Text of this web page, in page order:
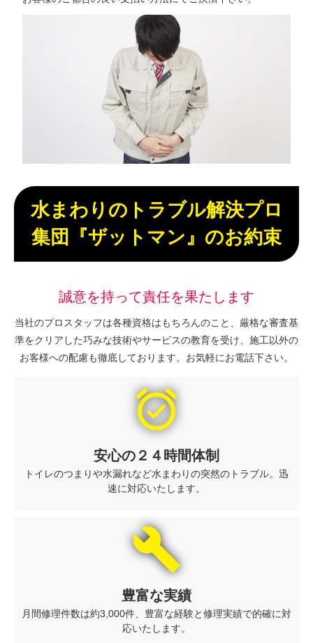
水まわりのトラブル解決プロ
集団『ザットマン』のお約束
誠意を持って責任を果たします
当社のプロスタッフは各種資格はもちろんのこと、厳格な審査基
準をクリアした巧みな技術やサービスの教育を受け、施工以外の
お客様への配慮も徹底しております。お気軽にお電話下さい。
alarm_on
安心の２４時間体制
トイレのつまりや水漏れなど水まわりの突然のトラブル。迅
速に対応いたします。
build
豊富な実績
月間修理件数は約3,000件、豊富な経験と修理実績で的確に対
応いたします。